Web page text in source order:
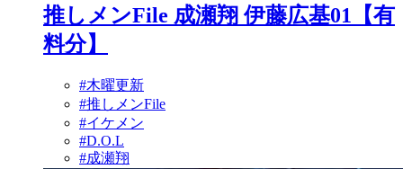
推しメンFile 成瀬翔 伊藤広基01【有
料分】
#木曜更新
#推しメンFile
#イケメン
#D.O.L
#成瀬翔